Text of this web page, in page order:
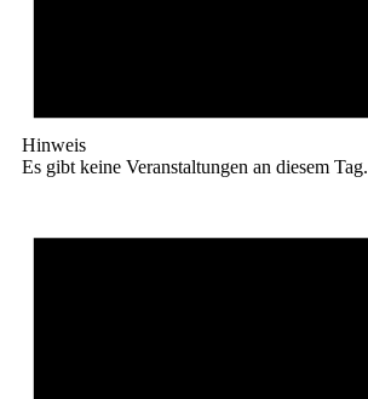
Hinweis
Es gibt keine Veranstaltungen an diesem Tag.